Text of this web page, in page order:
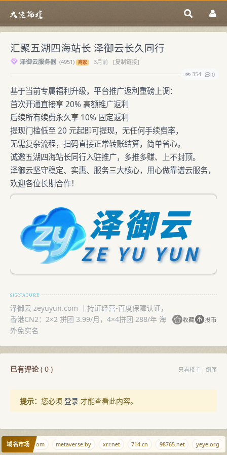
汇聚五湖四海站长 泽御云长久同行
泽御云服务器 (4951) 商家 3月前
[复制链接]
354
0
基于当前专属福利升级，平台推广返利重磅上调：
首次开通直接享 20% 高额推广返利
后续所有续费永久享 10% 固定返利
提现门槛低至 20 元起即可提现，无任何手续费率，
无需复杂流程，扫码直接正常转账结算，简单省心。
诚邀五湖四海站长同行入驻推广，多推多赚、上不封顶。
泽御云坚守稳定、实惠、服务三大核心，用心做靠谱云服务，
欢迎各位长期合作！
泽御云 zeyuyun.com ｜持证经营-百度保障认证，
香港CN2：2×2 拼团 3.99/月，4×4拼团 288/年 海
外免实名
收藏 投币
已有评论( 0 ) 只看楼主 倒序
提示： 您必须 登录 才能查看此内容。
域名市场
xiangyao.com metaverse.by xrr.net 714.cn 98765.net yeye.org